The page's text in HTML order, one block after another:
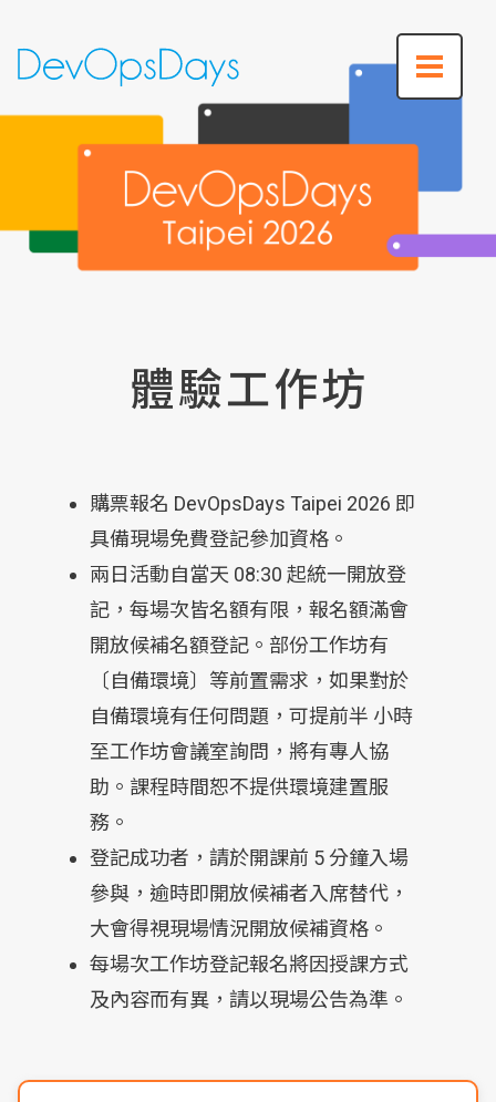
體驗工作坊
購票報名 DevOpsDays Taipei 2026 即
具備現場免費登記參加資格。
兩日活動自當天 08:30 起統一開放登
記，每場次皆名額有限，報名額滿會
開放候補名額登記。部份工作坊有
〔自備環境〕等前置需求，如果對於
自備環境有任何問題，可提前半 小時
至工作坊會議室詢問，將有專人協
助。課程時間恕不提供環境建置服
務。
登記成功者，請於開課前 5 分鐘入場
參與，逾時即開放候補者入席替代，
大會得視現場情況開放候補資格。
每場次工作坊登記報名將因授課方式
及內容而有異，請以現場公告為準。